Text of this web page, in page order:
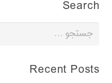
Search
جستجو
Recent Posts